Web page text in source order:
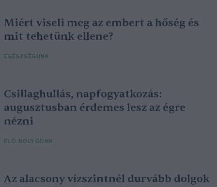
Miért viseli meg az embert a hőség és
mit tehetünk ellene?
EGÉSZSÉGÜNK
Csillaghullás, napfogyatkozás:
augusztusban érdemes lesz az égre
nézni
ÉLŐ BOLYGÓNK
Az alacsony vízszintnél durvább dolgok